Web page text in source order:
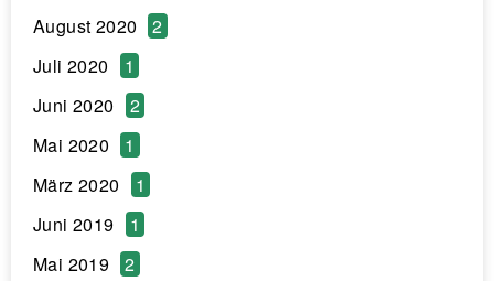
August 2020
2
Juli 2020
1
Juni 2020
2
Mai 2020
1
März 2020
1
Juni 2019
1
Mai 2019
2